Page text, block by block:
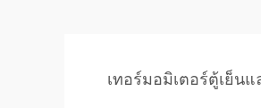
เทอร์มอมิเตอร์ตู้เย็น